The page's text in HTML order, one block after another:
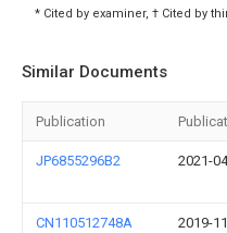
* Cited by examiner, † Cited by
Similar Documents
Publication
JP6855296B2 2021-
CN110512748A 2019-